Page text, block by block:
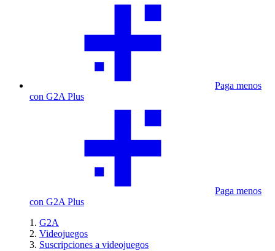
Paga menos
con G2A Plus
Paga menos
con G2A Plus
G2A
Videojuegos
Suscripciones a videojuegos